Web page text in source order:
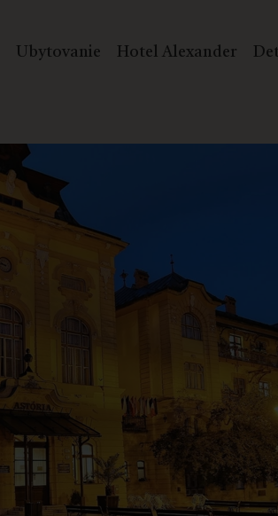
Ubytovanie Hotel Alexander